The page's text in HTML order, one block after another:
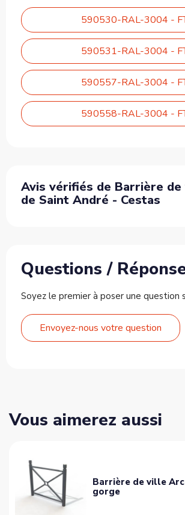
590530-RAL-3004 -
590531-RAL-3004 -
590557-RAL-3004 -
590558-RAL-3004 -
Avis vérifiés de Barrière
de Saint André - Cestas
Questions /
Soyez le premier à poser une question
Envoyez-nous votre question
Vous aimerez aussi
Barrière de ville
gorge